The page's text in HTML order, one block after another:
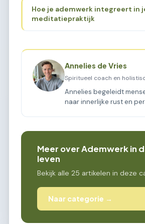
Hoe je ademwerk integreert in
meditatiepraktijk
Annelies de Vries
Spiritueel coach en
Annelies begeleidt
naar innerlijke rust en
Meer over Ademwerk in
leven
Bekijk alle 25 artikelen in deze
Naar categorie →